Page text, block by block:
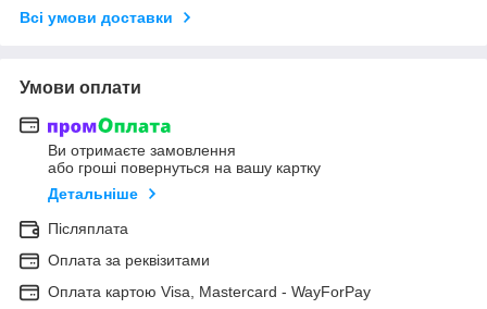
Всі умови доставки
Умови оплати
Ви отримаєте замовлення
або гроші повернуться на вашу картку
Детальніше
Післяплата
Оплата за реквізитами
Оплата картою Visa, Mastercard - WayForPay